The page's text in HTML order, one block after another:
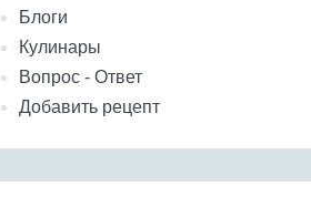
Блоги
Кулинары
Вопрос - Ответ
Добавить рецепт